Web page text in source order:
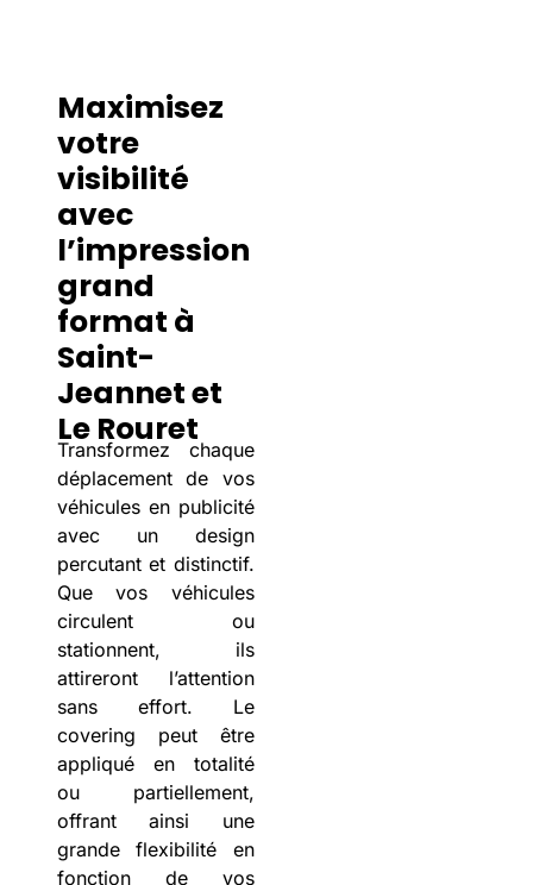
Maximisez
votre
visibilité
avec
l’impression
grand
format à
Saint-
Jeannet et
Le Rouret
Transformez chaque
déplacement de vos
véhicules en publicité
avec un design
percutant et distinctif.
Que vos véhicules
circulent ou
stationnent, ils
attireront l’attention
sans effort. Le
covering peut être
appliqué en totalité
ou partiellement,
offrant ainsi une
grande flexibilité en
fonction de vos